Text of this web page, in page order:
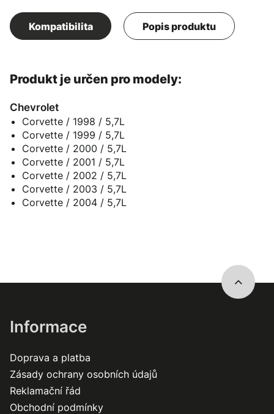
Kompatibilita Popis produktu
Produkt je určen pro modely:
Chevrolet
Corvette / 1998 / 5,7L
Corvette / 1999 / 5,7L
Corvette / 2000 / 5,7L
Corvette / 2001 / 5,7L
Corvette / 2002 / 5,7L
Corvette / 2003 / 5,7L
Corvette / 2004 / 5,7L
Informace
Doprava a platba
Zásady ochrany osobních údajů
Reklamační řád
Obchodní podmínky